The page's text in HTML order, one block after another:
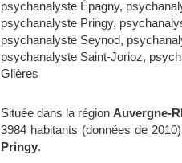
psychanalyste Épagny,
psychanalyste Pringy,
psychanalyste Seynod,
psychanalyste Saint-Jorioz,
Glières
Située dans la régionAuvergne-
3984 habitants (données de
Pringy.